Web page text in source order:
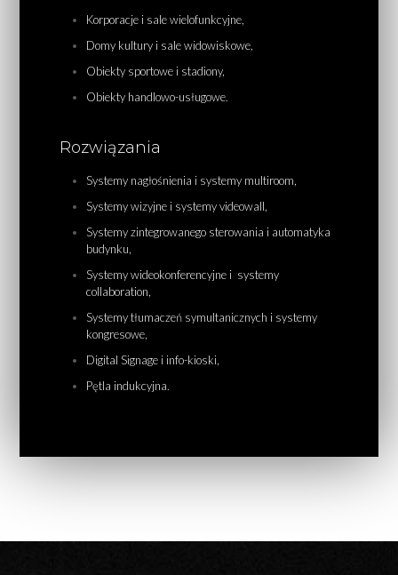
Korporacje i sale wielofunkcyjne,
Domy kultury i sale widowiskowe,
Obiekty sportowe i stadiony,
Obiekty handlowo-usługowe.
Rozwiązania
Systemy nagłośnienia i systemy multiroom,
Systemy wizyjne i systemy videowall,
Systemy zintegrowanego sterowania i automatyka
budynku,
Systemy wideokonferencyjne i systemy
collaboration,
Systemy tłumaczeń symultanicznych i systemy
kongresowe,
Digital Signage i info-kioski,
Pętla indukcyjna.